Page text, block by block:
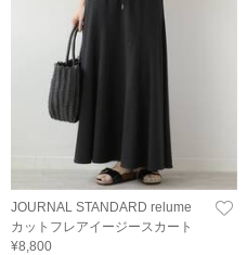
JOURNAL STANDARD relume
カットフレアイージースカート
¥8,800